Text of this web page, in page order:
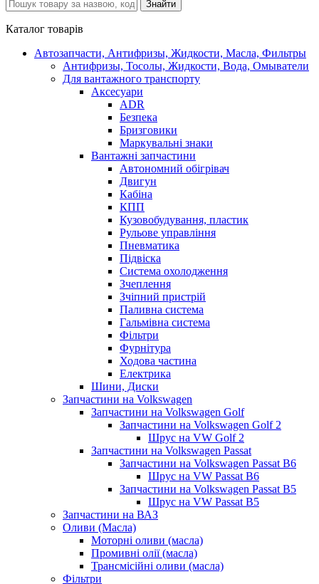
Каталог товарів
Автозапчасти, Антифризы, Жидкости, Масла, Фильтры
Антифризы, Тосолы, Жидкости, Вода, Омыватели
Для вантажного транспорту
Аксесуари
ADR
Безпека
Бризговики
Маркувальні знаки
Вантажні запчастини
Автономний обігрівач
Двигун
Кабіна
КПП
Кузовобудування, пластик
Рульове управління
Пневматика
Підвіска
Система охолодження
Зчеплення
Зчіпний пристрій
Паливна система
Гальмівна система
Фільтри
Фурнітура
Ходова частина
Електрика
Шини, Диски
Запчастини на Volkswagen
Запчастини на Volkswagen Golf
Запчастини на Volkswagen Golf 2
Шрус на VW Golf 2
Запчастини на Volkswagen Passat
Запчастини на Volkswagen Passat B6
Шрус на VW Passat B6
Запчастини на Volkswagen Passat B5
Шрус на VW Passat B5
Запчастини на ВАЗ
Оливи (Масла)
Моторні оливи (масла)
Промивні олії (масла)
Трансмісійні оливи (масла)
Фільтри